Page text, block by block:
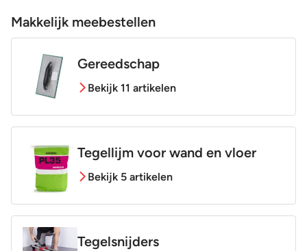
Makkelijk meebestellen
Gereedschap
Bekijk 11 artikelen
Tegellijm voor wand en vloer
Bekijk 5 artikelen
Tegelsnijders